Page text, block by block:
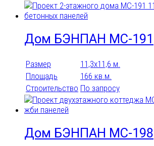
Дом БЭНПАН МС-191
Размер
11,3х11,6 м.
Площадь
166 кв.м.
Строительство По запросу
Дом БЭНПАН МС-198